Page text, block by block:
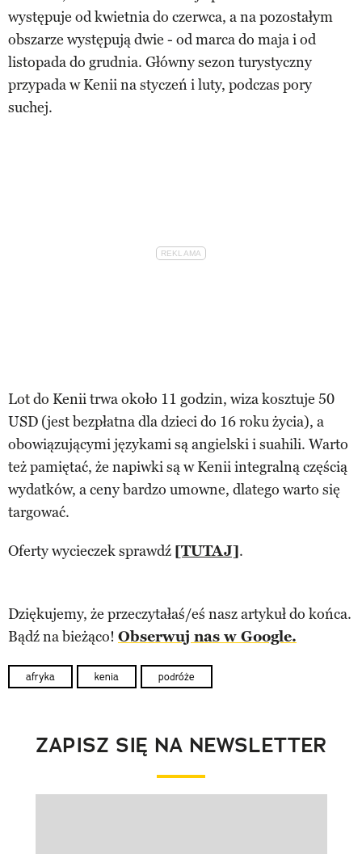
występuje od kwietnia do czerwca, a na pozostałym
obszarze występują dwie - od marca do maja i od
listopada do grudnia. Główny sezon turystyczny
przypada w Kenii na styczeń i luty, podczas pory
suchej.
Lot do Kenii trwa około 11 godzin, wiza kosztuje 50
USD (jest bezpłatna dla dzieci do 16 roku życia), a
obowiązującymi językami są angielski i suahili. Warto
też pamiętać, że napiwki są w Kenii integralną częścią
wydatków, a ceny bardzo umowne, dlatego warto się
targować.
Oferty wycieczek sprawdź [TUTAJ].
Dziękujemy, że przeczytałaś/eś nasz artykuł do końca.
Bądź na bieżąco! Obserwuj nas w Google.
afryka kenia podróże
ZAPISZ SIĘ NA NEWSLETTER